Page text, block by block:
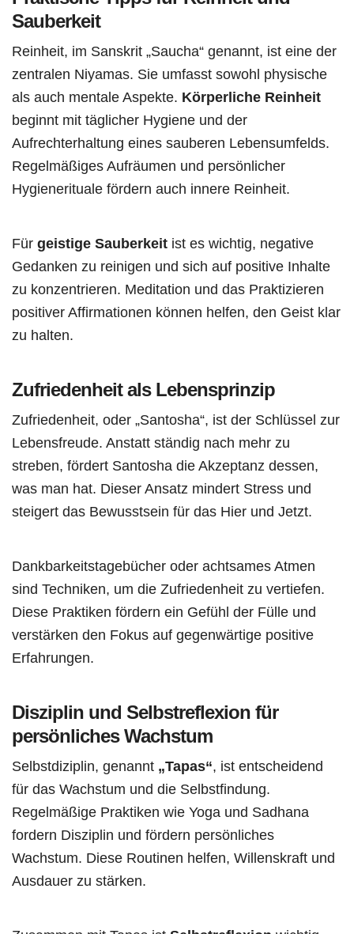
Sauberkeit
Reinheit, im Sanskrit „Saucha“ genannt, ist eine der
zentralen Niyamas. Sie umfasst sowohl physische
als auch mentale Aspekte. Körperliche Reinheit
beginnt mit täglicher Hygiene und der
Aufrechterhaltung eines sauberen Lebensumfelds.
Regelmäßiges Aufräumen und persönlicher
Hygienerituale fördern auch innere Reinheit.
Für geistige Sauberkeit ist es wichtig, negative
Gedanken zu reinigen und sich auf positive Inhalte
zu konzentrieren. Meditation und das Praktizieren
positiver Affirmationen können helfen, den Geist klar
zu halten.
Zufriedenheit als Lebensprinzip
Zufriedenheit, oder „Santosha“, ist der Schlüssel zur
Lebensfreude. Anstatt ständig nach mehr zu
streben, fördert Santosha die Akzeptanz dessen,
was man hat. Dieser Ansatz mindert Stress und
steigert das Bewusstsein für das Hier und Jetzt.
Dankbarkeitstagebücher oder achtsames Atmen
sind Techniken, um die Zufriedenheit zu vertiefen.
Diese Praktiken fördern ein Gefühl der Fülle und
verstärken den Fokus auf gegenwärtige positive
Erfahrungen.
Disziplin und Selbstreflexion für
persönliches Wachstum
Selbstdiziplin, genannt „Tapas“, ist entscheidend
für das Wachstum und die Selbstfindung.
Regelmäßige Praktiken wie Yoga und Sadhana
fordern Disziplin und fördern persönliches
Wachstum. Diese Routinen helfen, Willenskraft und
Ausdauer zu stärken.